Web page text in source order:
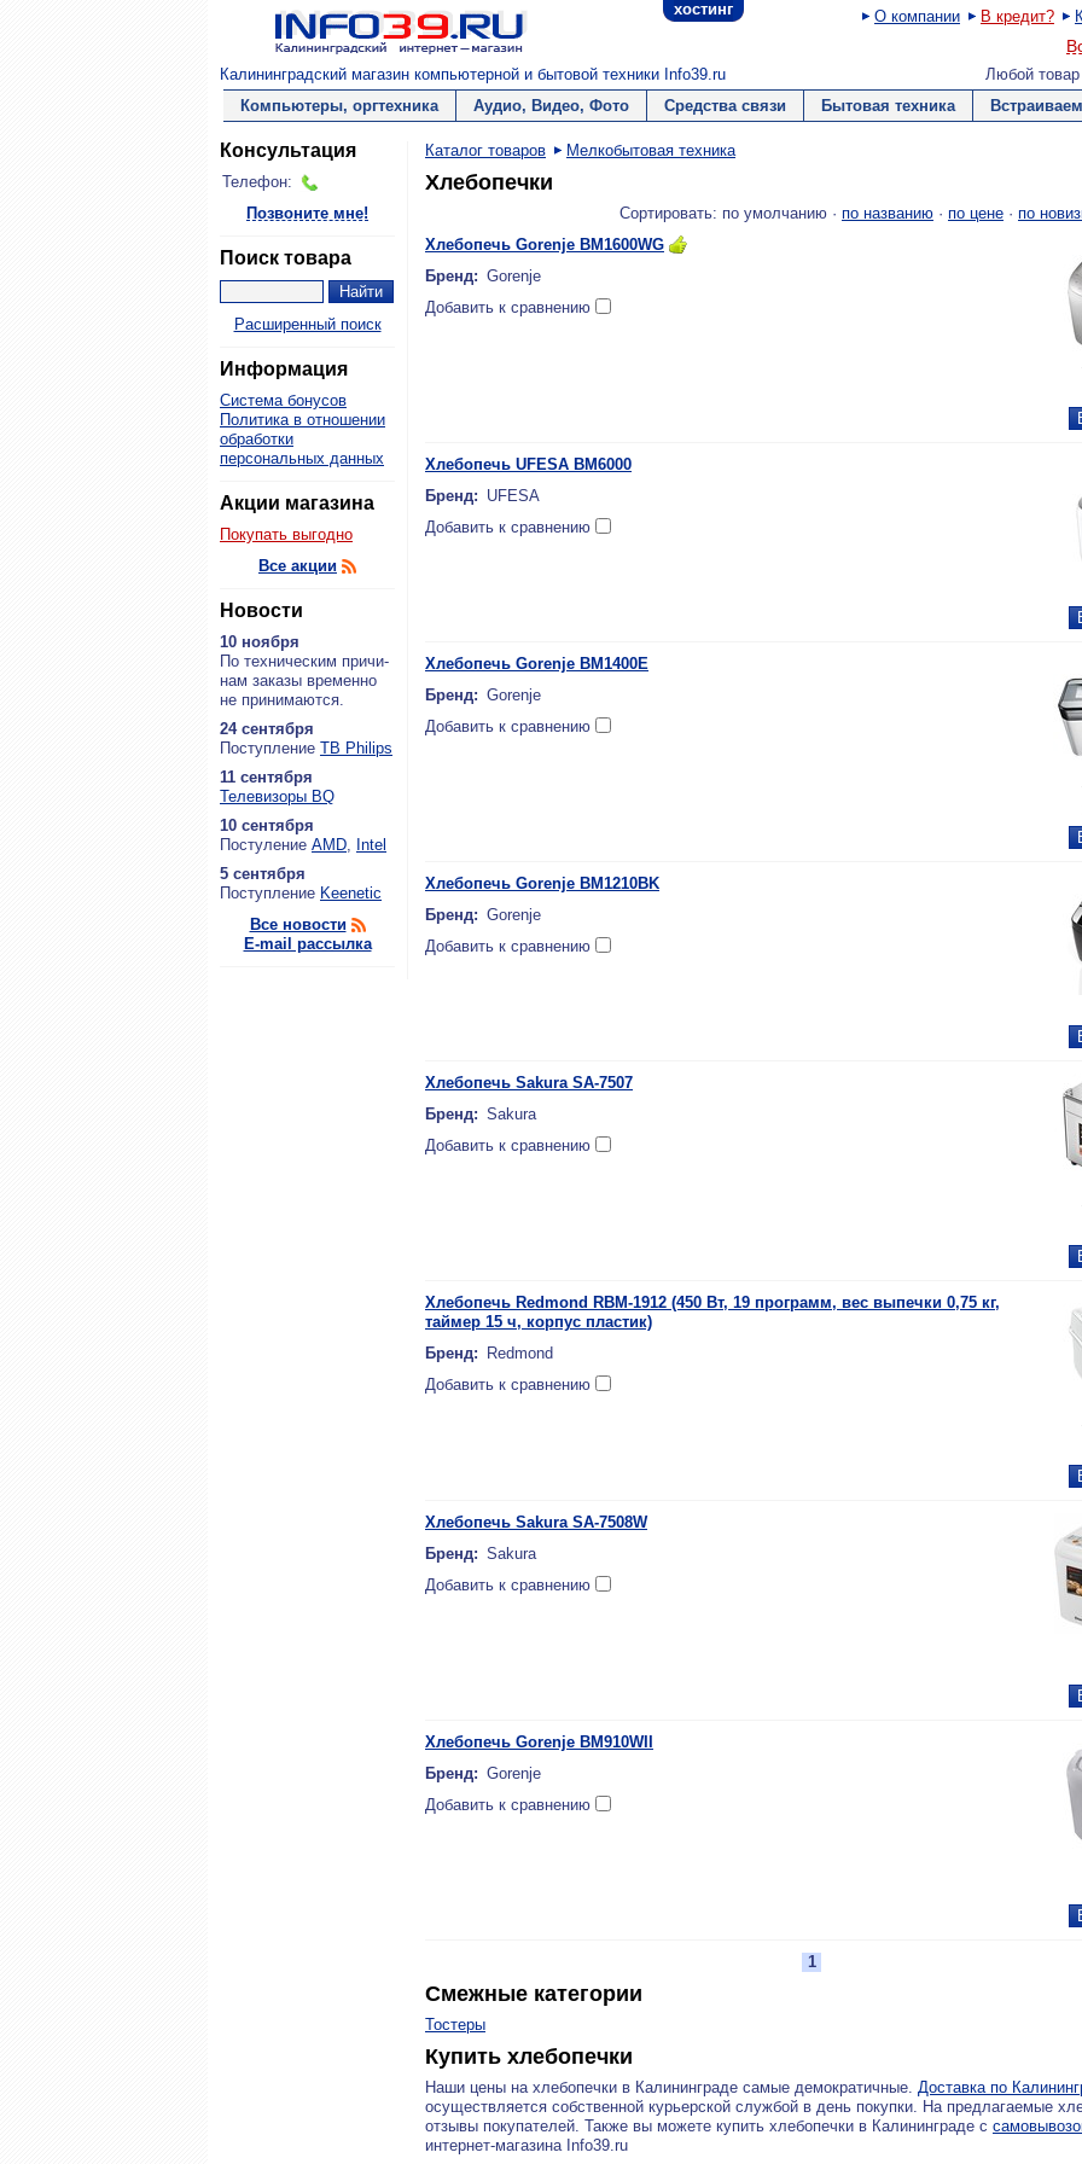
хостинг О компании В кредит?
Калининградский магазин компьютерной и бытовой техники Info39.ru
Любой
Компьютеры, оргтехника
Аудио, Видео, Фото Средства связи Бытовая техника
Консультация
Телефон:
Позвоните мне!
Поиск товара
Расширенный поиск
Информация
Система бонусов
Политика в отношении
обработки
персональных данных
Акции магазина
Покупать выгодно
Все акции
Новости
10 ноября
По тех­ни­че­ским при­чи­
нам за­ка­зы вре­мен­но
не при­ни­ма­ют­ся.
24 сентября
По­ступ­ле­ние ТВ Philips
11 сентября
Теле­ви­зо­ры BQ
10 сентября
По­сту­ле­ние AMD, Intel
5 сентября
По­ступ­ле­ние Keenetic
Все новости
E-mail рассылка
Каталог товаров Мелкобытовая техника
Хлебопечки
Сортировать: по умолчанию · по названию · по цене · по

Хлебопечь Gorenje BM1600WG
Бренд: Gorenje
Добавить к сравнению
Хлебопечь UFESA BM6000
Бренд: UFESA
Добавить к сравнению

Хлебопечь Gorenje BM1400E
Бренд: Gorenje
Добавить к сравнению
Хлебопечь Gorenje BM1210BK
Бренд: Gorenje
Добавить к сравнению

Хлебопечь Sakura SA-7507
Бренд: Sakura
Добавить к сравнению

Хлебопечь Redmond RBM-1912 (450 Вт, 19 программ, вес выпечки 0,75 кг,
таймер 15 ч, корпус пластик)
Бренд:
Redmond
Добавить к сравнению
Хлебопечь Sakura SA-7508W
Бренд: Sakura
Добавить к сравнению
Хлебопечь Gorenje BM910WII
Бренд: Gorenje
Добавить к сравнению
1
Смежные категории
Тостеры
Купить хлебопечки
Наши цены на хлебопечки в Калининграде самые демократичные. Доставка по
осуществляется собственной курьерской службой в день покупки. На предлагаемые
отзывы покупателей. Также вы можете купить хлебопечки в Калининграде с
интернет-магазина Info39.ru